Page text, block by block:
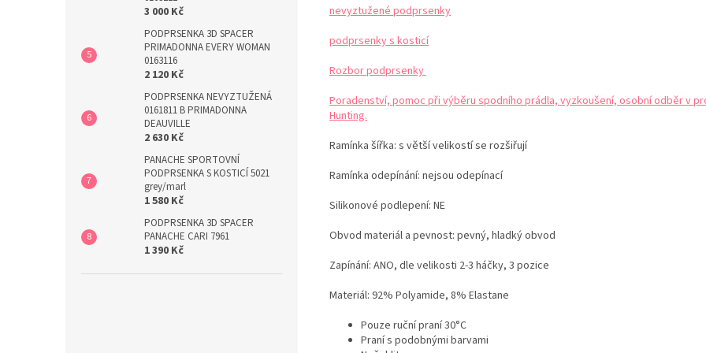
3 000 Kč
PODPRSENKA 3D SPACER
PRIMADONNA EVERY WOMAN
0163116
2 120 Kč
PODPRSENKA NEVYZTUŽENÁ
0161811 B PRIMADONNA
DEAUVILLE
2 630 Kč
PANACHE SPORTOVNÍ
PODPRSENKA S KOSTICÍ 5021
grey/marl
1 580 Kč
PODPRSENKA 3D SPACER
PANACHE CARI 7961
1 390 Kč
nevyztužené podprsenky
podprsenky s kosticí
Rozbor podprsenky
Poradenství, pomoc při výběru spodního prádla, vyzkoušení, osobní odběr v
Hunting.
Ramínka šířka: s větší velikostí se rozšiřují
Ramínka odepínání: nejsou odepínací
Silikonové podlepení: NE
Obvod materiál a pevnost: pevný, hladký obvod
Zapínání: ANO, dle velikosti 2-3 háčky, 3 pozice
Materiál: 92% Polyamide, 8% Elastane
Pouze ruční praní 30°C
Praní s podobnými barvami